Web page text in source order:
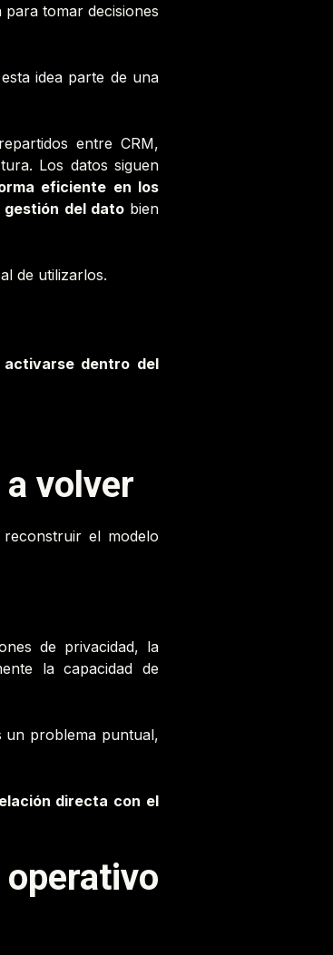
tomar decisiones
idea parte de una
entre CRM,
Los datos siguen
eficiente en los
gestión del datobien
de utilizarlos.
dentro del
volver
el modelo
de privacidad, la
la capacidad de
un problema puntual,
directa con el